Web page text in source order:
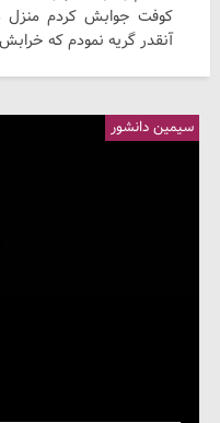
کوفت جوابش کردم
آنقدر گریه نمودم که
سیمین دانشور